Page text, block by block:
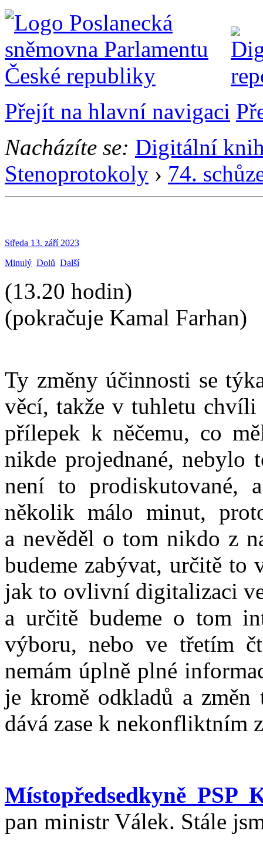
Přejít na hlavní navigaci
Nacházíte se: Digitální
Stenoprotokoly › 74.
Středa 13. září 2023
Minulý Dolů Další
(13.20 hodin)
(pokračuje Kamal Farhan)
Ty změny účinnosti se
věcí, takže v tuhletu chvíli
přílepek k něčemu, co
nikde projednané, nebylo
není to
několik málo minut,
a nevěděl o tom nikdo z
budeme zabývat, určitě to
jak to ovlivní digitalizaci
a určitě budeme o tom
výboru, nebo ve třetím
nemám úplně plné
je kromě odkladů a změn
dává zase k nekonfliktním
Místopředsedkyně PSP
pan ministr Válek. Stále